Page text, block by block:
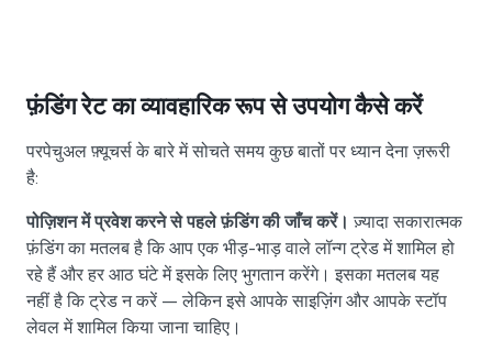
फ़ंडिंग रेट का व्यावहारिक रूप से उपयोग कैसे करें
परपेचुअल फ़्यूचर्स के बारे में सोचते समय कुछ बातों पर ध्यान देना ज़रूरी
है:
पोज़िशन में प्रवेश करने से पहले फ़ंडिंग की जाँच करें। ज़्यादा सकारात्मक
फ़ंडिंग का मतलब है कि आप एक भीड़-भाड़ वाले लॉन्ग ट्रेड में शामिल हो
रहे हैं और हर आठ घंटे में इसके लिए भुगतान करेंगे। इसका मतलब यह
नहीं है कि ट्रेड न करें — लेकिन इसे आपके साइज़िंग और आपके स्टॉप
लेवल में शामिल किया जाना चाहिए।